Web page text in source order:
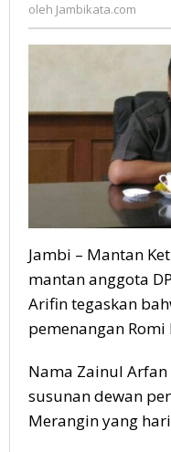
oleh Jambikata.com
Jambi – Mantan
mantan anggota
Arifin tegaskan
pemenangan
Nama Zainul
susunan dewan
Merangin yang